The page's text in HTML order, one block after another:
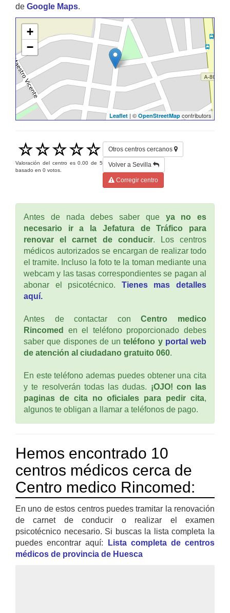
de Google Maps.
+
−
Leaflet | © OpenStreetMap contributors
Valoración del centro es0.00 de5
basado en 0 votos.
Otros centros cercanos
Volver a Sevilla
Corregir centro
Antes de nada debes saber que ya no es
necesario ir a la Jefatura de Tráfico para
renovar el carnet de conducir. Los centros
médicos autorizados se encargan de realizar todo
el tramite. Incluso la foto te la toman mediante una
webcam y las tasas correspondientes se pagan al
abonar el psicotécnico. Tienes mas detalles
aquí.
Antes de contactar conCentro medico
Rincomed
en el teléfono proporcionado debes
saber que dispones de unteléfono y portal web
de atención al ciudadano gratuito 060.
En este teléfono ademas puedes obtener una cita
y te resolverán todas las dudas. ¡OJO! con las
paginas de cita no oficiales para pedir cita,
algunos te obligan a llamar a teléfonos de pago.
Hemos encontrado 10
centros médicos cerca de
Centro medico Rincomed:
En uno de estos centros puedes tramitar la renovación
de carnet de conducir o realizar el examen
psicotécnico necesario. Si buscas la lista completa la
puedes encontrar aquí:
Lista completa de centros
médicos de provincia de Huesca